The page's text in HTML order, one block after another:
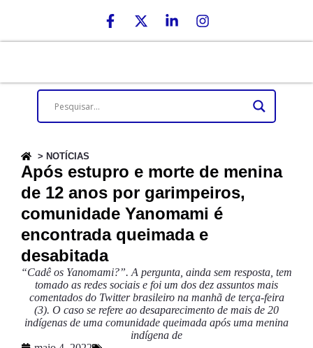
> NOTÍCIAS
Após estupro e morte de menina
de 12 anos por garimpeiros,
comunidade Yanomami é
encontrada queimada e
desabitada
“Cadê os Yanomami?”. A pergunta, ainda sem resposta, tem
tomado as redes sociais e foi um dos dez assuntos mais
comentados do Twitter brasileiro na manhã de terça-feira
(3). O caso se refere ao desaparecimento de mais de 20
indígenas de uma comunidade queimada após uma menina
indígena de